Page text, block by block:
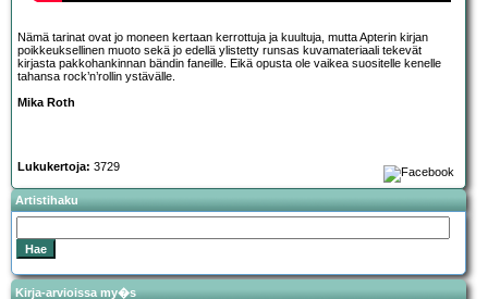
Nämä tarinat ovat jo moneen kertaan kerrottuja ja kuultuja, mutta Apterin kirjan
poikkeuksellinen muoto sekä jo edellä ylistetty runsas kuvamateriaali tekevät
kirjasta pakkohankinnan bändin faneille. Eikä opusta ole vaikea suositelle kenelle
tahansa rock’n’rollin ystävälle.
Mika Roth
Lukukertoja: 3729
Artistihaku
Kirja-arvioissa my�s